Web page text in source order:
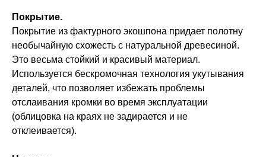
Покрытие.
Покрытие из фактурного экошпона придает полотну
необычайную схожесть с натуральной древесиной.
Это весьма стойкий и красивый материал.
Используется бескромочная технология укутывания
деталей, что позволяет избежать проблемы
отслаивания кромки во время эксплуатации
(облицовка на краях не задирается и не
отклеивается).